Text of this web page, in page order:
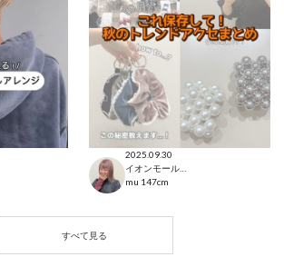
2025.09.30
イオンモール広島府中店
mu 147cm